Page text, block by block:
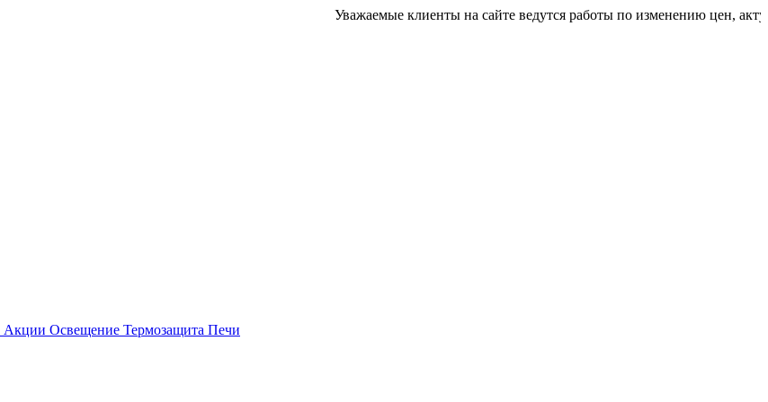
Уважаемые клиенты на сайте ведутся работы по изменению цен,
Акции Освещение Термозащита Печи